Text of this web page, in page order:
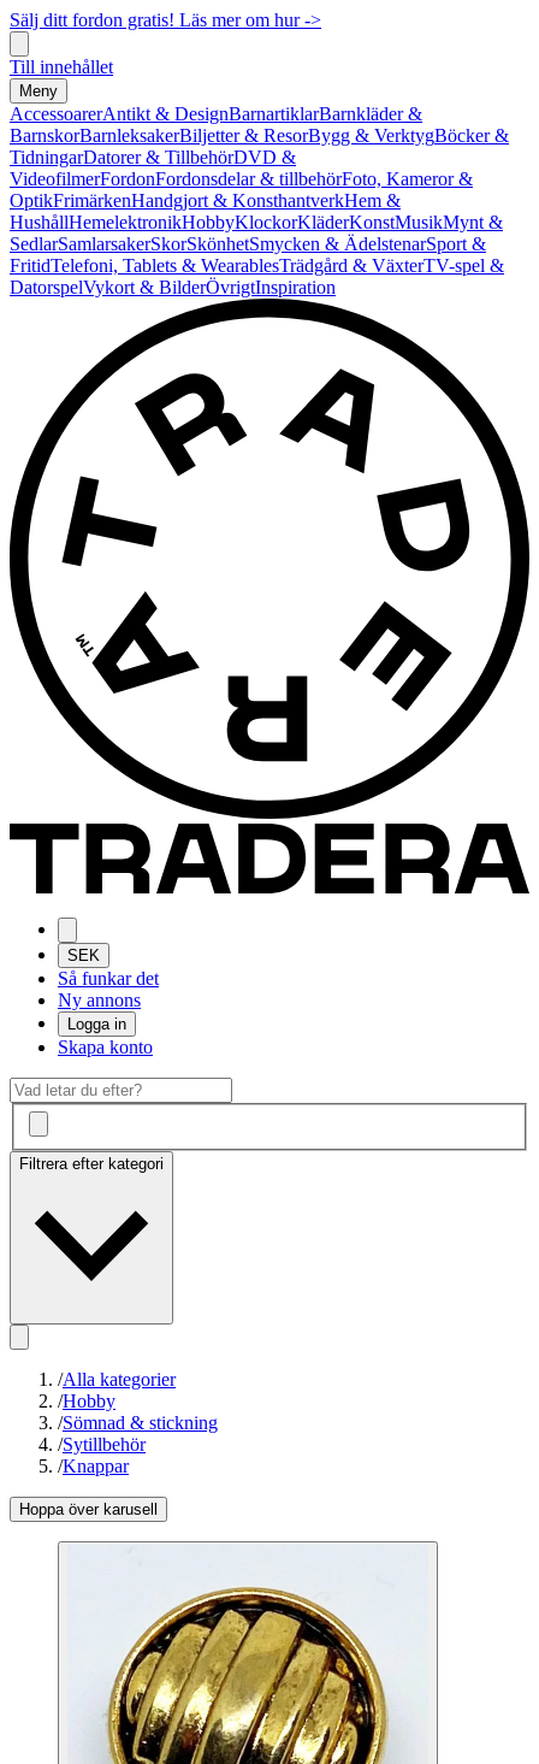
Sälj ditt fordon gratis! Läs mer om hur ->
Till innehållet
Meny
AccessoarerAntikt & DesignBarnartiklarBarnkläder &
BarnskorBarnleksakerBiljetter & ResorBygg & VerktygBöcker &
TidningarDatorer & TillbehörDVD &
VideofilmerFordonFordonsdelar & tillbehörFoto, Kameror &
OptikFrimärkenHandgjort & KonsthantverkHem &
HushållHemelektronikHobbyKlockorKläderKonstMusikMynt &
SedlarSamlarsakerSkorSkönhetSmycken & ÄdelstenarSport &
FritidTelefoni, Tablets & WearablesTrädgård & VäxterTV-spel &
DatorspelVykort & BilderÖvrigtInspiration
SEK
Så funkar det
Ny annons
Logga in
Skapa konto
Filtrera efter kategori
/Alla kategorier
/Hobby
/Sömnad & stickning
/Sytillbehör
/Knappar
Hoppa över karusell